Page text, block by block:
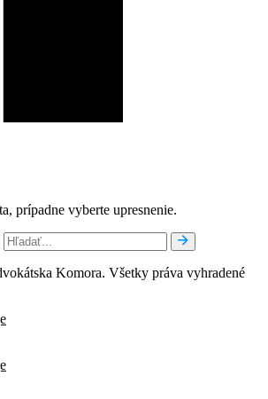
prípadne vyberte upresnenie.
Komora. Všetky práva vyhradené